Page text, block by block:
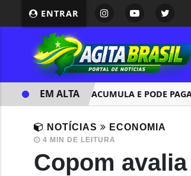
ENTRAR
MEGA SENA ACUMULA E PODE PAGAR
EM ALTA
NOTÍCIAS ECONOMIA
4 MIN DE LEITURA
Copom